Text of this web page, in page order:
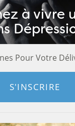
à vivre
Pour Votre
S'INSCRIRE